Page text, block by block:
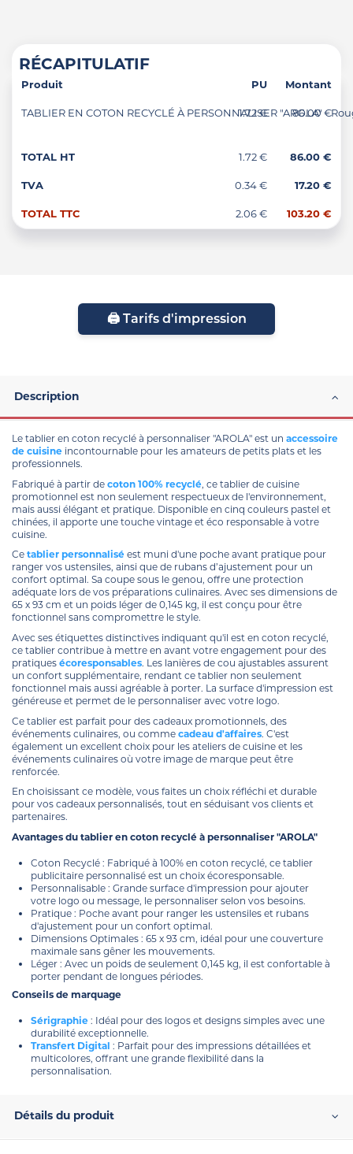
RÉCAPITULATIF
Produit PU Montant
TABLIER EN COTON RECYCLÉ À PERSONNALISER "AROLA" -
1.72 € 86.00 €
TOTAL HT 1.72 € 86.00 €
TVA 0.34 € 17.20 €
TOTAL TTC 2.06 € 103.20 €
🖨️ Tarifs d'impression
Description
Le tablier en coton recyclé à personnaliser "AROLA" est un accessoire
de cuisine incontournable pour les amateurs de petits plats et les
professionnels.
Fabriqué à partir de coton 100% recyclé, ce tablier de cuisine
promotionnel est non seulement respectueux de l'environnement,
mais aussi élégant et pratique. Disponible en cinq couleurs pastel et
chinées, il apporte une touche vintage et éco responsable à votre
cuisine.
Ce tablier personnalisé est muni d'une poche avant pratique pour
ranger vos ustensiles, ainsi que de rubans d’ajustement pour un
confort optimal. Sa coupe sous le genou, offre une protection
adéquate lors de vos préparations culinaires. Avec ses dimensions de
65 x 93 cm et un poids léger de 0,145 kg, il est conçu pour être
fonctionnel sans compromettre le style.
Avec ses étiquettes distinctives indiquant qu'il est en coton recyclé,
ce tablier contribue à mettre en avant votre engagement pour des
pratiques écoresponsables. Les lanières de cou ajustables assurent
un confort supplémentaire, rendant ce tablier non seulement
fonctionnel mais aussi agréable à porter. La surface d'impression est
généreuse et permet de le personnaliser avec votre logo.
Ce tablier est parfait pour des cadeaux promotionnels, des
événements culinaires, ou comme cadeau d'affaires. C'est
également un excellent choix pour les ateliers de cuisine et les
événements culinaires où votre image de marque peut être
renforcée.
En choisissant ce modèle, vous faites un choix réfléchi et durable
pour vos cadeaux personnalisés, tout en séduisant vos clients et
partenaires.
Avantages du tablier en coton recyclé à personnaliser "AROLA"
Coton Recyclé : Fabriqué à 100% en coton recyclé, ce tablier
publicitaire personnalisé est un choix écoresponsable.
Personnalisable : Grande surface d'impression pour ajouter
votre logo ou message, le personnaliser selon vos besoins.
Pratique : Poche avant pour ranger les ustensiles et rubans
d'ajustement pour un confort optimal.
Dimensions Optimales : 65 x 93 cm, idéal pour une couverture
maximale sans gêner les mouvements.
Léger : Avec un poids de seulement 0,145 kg, il est confortable à
porter pendant de longues périodes.
Conseils de marquage
Sérigraphie : Idéal pour des logos et designs simples avec une
durabilité exceptionnelle.
Transfert Digital : Parfait pour des impressions détaillées et
multicolores, offrant une grande flexibilité dans la
personnalisation.
Détails du produit